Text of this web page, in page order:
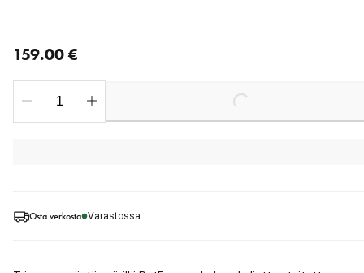
Osta verkosta Varastossa
159.00 €
Loading...